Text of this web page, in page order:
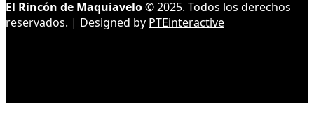
El Rincón de Maquiavelo© 2025. Todos los derechos
reservados. | Designed by PTEinteractive